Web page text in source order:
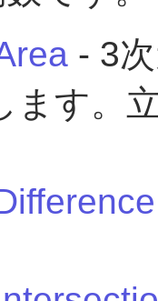
- 3
ます。